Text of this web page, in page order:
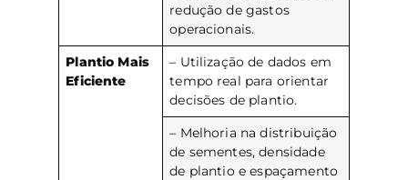
redução de gastos
operacionais.
Plantio Mais
Eficiente
– Utilização de dados em
tempo real para orientar
decisões de plantio.
– Melhoria na distribuição
de sementes, densidade
de plantio e espaçamento